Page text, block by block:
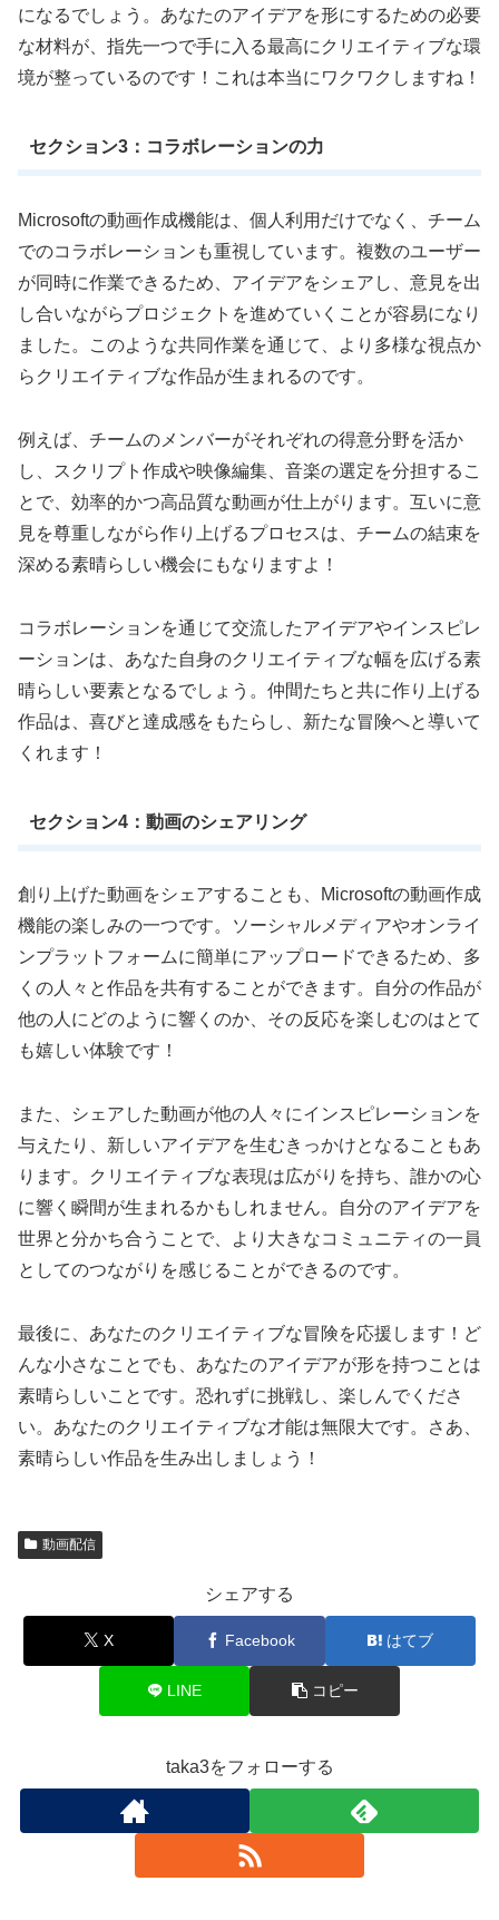
になるでしょう。あなたのアイデアを形にするための必要
な材料が、指先一つで手に入る最高にクリエイティブな環
境が整っているのです！これは本当にワクワクしますね！
セクション3：コラボレーションの力
Microsoftの動画作成機能は、個人利用だけでなく、チーム
でのコラボレーションも重視しています。複数のユーザー
が同時に作業できるため、アイデアをシェアし、意見を出
し合いながらプロジェクトを進めていくことが容易になり
ました。このような共同作業を通じて、より多様な視点か
らクリエイティブな作品が生まれるのです。
例えば、チームのメンバーがそれぞれの得意分野を活か
し、スクリプト作成や映像編集、音楽の選定を分担するこ
とで、効率的かつ高品質な動画が仕上がります。互いに意
見を尊重しながら作り上げるプロセスは、チームの結束を
深める素晴らしい機会にもなりますよ！
コラボレーションを通じて交流したアイデアやインスピレ
ーションは、あなた自身のクリエイティブな幅を広げる素
晴らしい要素となるでしょう。仲間たちと共に作り上げる
作品は、喜びと達成感をもたらし、新たな冒険へと導いて
くれます！
セクション4：動画のシェアリング
創り上げた動画をシェアすることも、Microsoftの動画作成
機能の楽しみの一つです。ソーシャルメディアやオンライ
ンプラットフォームに簡単にアップロードできるため、多
くの人々と作品を共有することができます。自分の作品が
他の人にどのように響くのか、その反応を楽しむのはとて
も嬉しい体験です！
また、シェアした動画が他の人々にインスピレーションを
与えたり、新しいアイデアを生むきっかけとなることもあ
ります。クリエイティブな表現は広がりを持ち、誰かの心
に響く瞬間が生まれるかもしれません。自分のアイデアを
世界と分かち合うことで、より大きなコミュニティの一員
としてのつながりを感じることができるのです。
最後に、あなたのクリエイティブな冒険を応援します！ど
んな小さなことでも、あなたのアイデアが形を持つことは
素晴らしいことです。恐れずに挑戦し、楽しんでくださ
い。あなたのクリエイティブな才能は無限大です。さあ、
素晴らしい作品を生み出しましょう！
動画配信
シェアする
X Facebook はてブ
LINE コピー
taka3をフォローする